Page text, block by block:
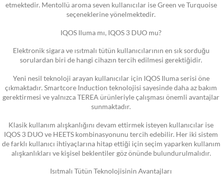
etmektedir. Mentollü aroma seven kullanıcılar ise Green ve Turquoise
seçeneklerine yönelmektedir.
IQOS Iluma mı, IQOS 3 DUO mu?
Elektronik sigara ve ısıtmalı tütün kullanıcılarının en sık sorduğu
sorulardan biri de hangi cihazın tercih edilmesi gerektiğidir.
Yeni nesil teknoloji arayan kullanıcılar için IQOS Iluma serisi öne
çıkmaktadır. Smartcore Induction teknolojisi sayesinde daha az bakım
gerektirmesi ve yalnızca TEREA ürünleriyle çalışması önemli avantajlar
sunmaktadır.
Klasik kullanım alışkanlığını devam ettirmek isteyen kullanıcılar ise
IQOS 3 DUO ve HEETS kombinasyonunu tercih edebilir. Her iki sistem
de farklı kullanıcı ihtiyaçlarına hitap ettiği için seçim yaparken kullanım
alışkanlıkları ve kişisel beklentiler göz önünde bulundurulmalıdır.
Isıtmalı Tütün Teknolojisinin Avantajları